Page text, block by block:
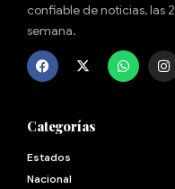
confiable de noticias, las
semana.
Categorías
Estados
Nacional